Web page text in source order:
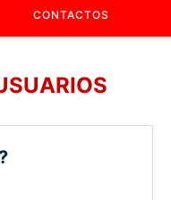
CONTACTOS